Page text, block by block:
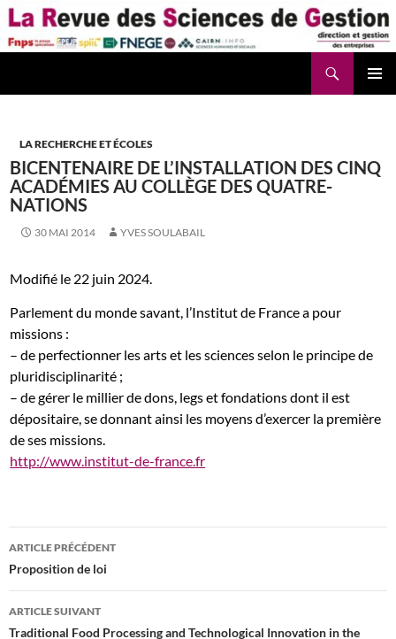
Aller
au
contenu
LA RECHERCHE ET ÉCOLES
BICENTENAIRE DE L’INSTALLATION DES CINQ
ACADÉMIES AU COLLÈGE DES QUATRE-
NATIONS
30 MAI 2014 YVES SOULABAIL
Modifié le 22 juin 2024.
Parlement du monde savant, l’Institut de France a pour
missions :
– de perfectionner les arts et les sciences selon le principe de
pluridisciplinarité ;
– de gérer le millier de dons, legs et fondations dont il est
dépositaire, se donnant ainsi les moyens d’exercer la première
de ses missions.
http://www.institut-de-france.fr
Navigation
des
articles
ARTICLE PRÉCÉDENT
Proposition de loi
ARTICLE SUIVANT
Traditional Food Processing and Technological Innovation in the